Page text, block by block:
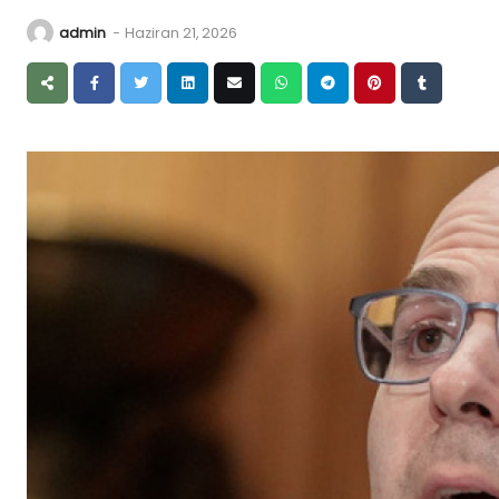
admin - Haziran 21, 2026